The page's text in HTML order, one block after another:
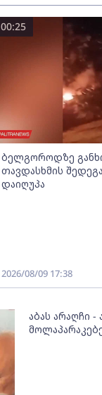
ბელგოროდზე
თავდასხმის
დაიღუპა
00:25
2026/08/09 17:38
აბას არაღჩი -